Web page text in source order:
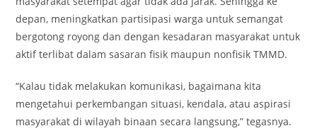
depan, meningkatkan partisipasi warga untuk semangat
bergotong royong dan dengan kesadaran masyarakat untuk
aktif terlibat dalam sasaran fisik maupun nonfisik TMMD.
“Kalau tidak melakukan komunikasi, bagaimana kita
mengetahui perkembangan situasi, kendala, atau aspirasi
masyarakat di wilayah binaan secara langsung,” tegasnya.